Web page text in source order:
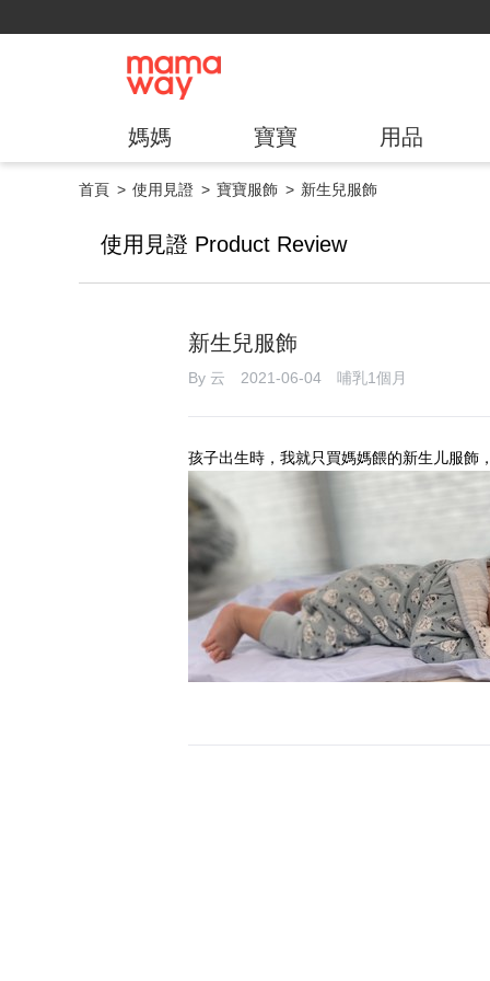
媽媽 寶寶 用品
首頁 使用見證 寶寶服飾 新生兒服飾
使用見證 Product Review
新生兒服飾
By 云 2021-06-04 哺乳1個月
孩子出生時，我就只買媽媽餵的新生儿服飾